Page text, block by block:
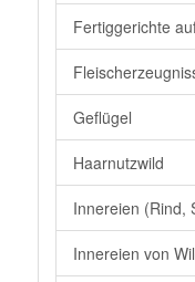
Fertiggerichte
Geflügel
Haarnutzwild
Innereien (Rind,
Innereien von